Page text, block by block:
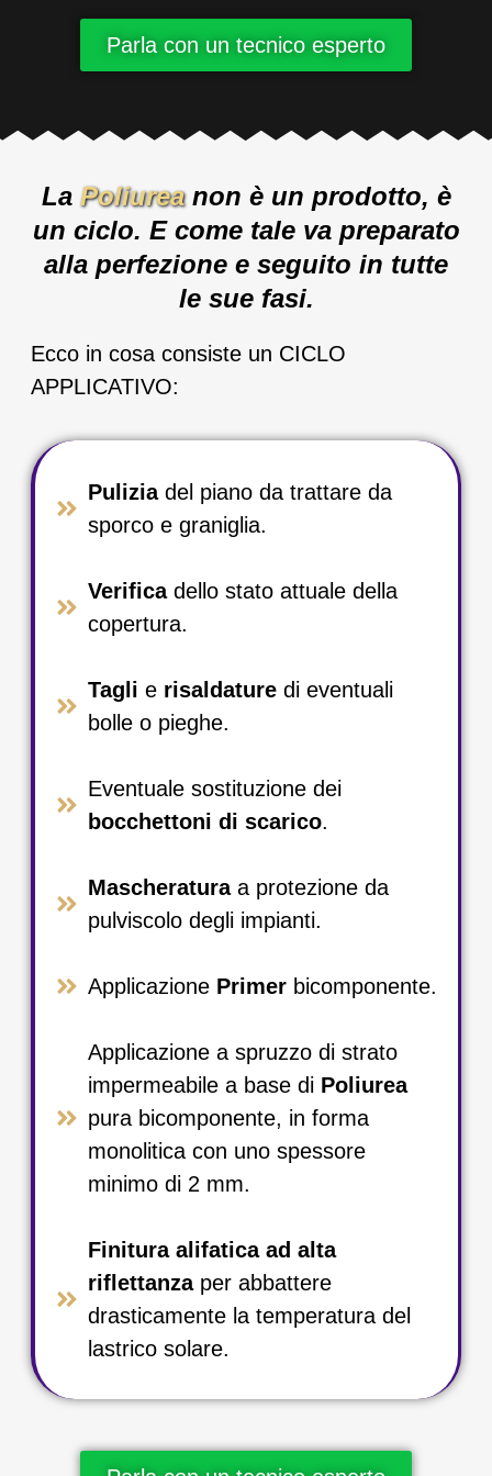
Parla con un tecnico esperto
La Poliureanon è un prodotto, è
un ciclo. E come tale va preparato
alla perfezione e seguito in tutte
le sue fasi.
Ecco in cosa consiste un CICLO
APPLICATIVO:
Puliziadel piano da trattare da
sporco e graniglia.​
Verificadello stato attuale della
copertura.​
Tagli e risaldature di eventuali
bolle o pieghe.​
Eventuale sostituzione dei
bocchettoni di scarico.​
Mascheraturaa protezione da
pulviscolo degli impianti.​
Applicazione Primer bicomponente.​
Applicazione a spruzzo di strato
impermeabile a base di Poliurea
pura bicomponente, in forma
monolitica con uno spessore
minimo di 2 mm.​
Finitura alifatica ad alta
riflettanzaper abbattere
drasticamente la temperatura del
lastrico solare.​